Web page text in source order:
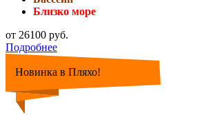
Близко море
от 26100 руб.
Подробнее
Новинка в Пляхо!